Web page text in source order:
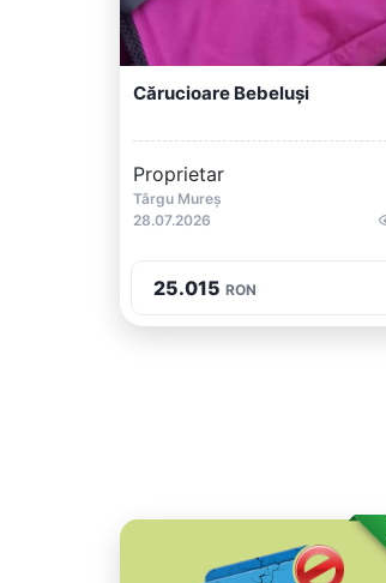
Cărucioare Bebeluși
Proprietar
Târgu Mureș
28.07.2026
25.015 RON